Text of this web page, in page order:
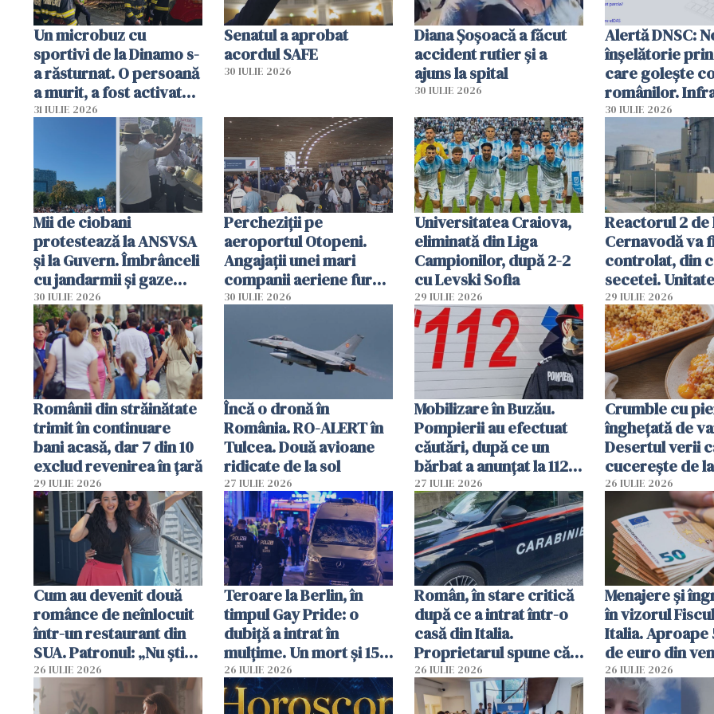
Un microbuz cu
sportivi de la Dinamo s-
a răsturnat. O persoană
a murit, a fost activat
planul roșu de
31 IULIE 2026
Senatul a aprobat
acordul SAFE
30 IULIE 2026
Diana Șoșoacă a făcut
accident rutier și a
ajuns la spital
30 IULIE 2026
Alertă DNSC:
înșelătorie prin
care golește
românilor.
folosesc
Ghișeul.ro și
Române
30 IULIE 2026
Mii de ciobani
protestează la ANSVSA
și la Guvern. Îmbrânceli
cu jandarmii și gaze
lacrimogene
30 IULIE 2026
Percheziții pe
aeroportul Otopeni.
Angajații unei mari
companii aeriene furau
parfumuri, ceasuri și
vânzării
30 IULIE 2026
Universitatea Craiova,
eliminată din Liga
Campionilor, după 2-2
cu Levski Sofia
29 IULIE 2026
Reactorul 2 de
Cernavodă va
controlat, din
secetei.
deja oprită
29 IULIE 2026
Românii din străinătate
trimit în continuare
bani acasă, dar 7 din 10
exclud revenirea în țară
29 IULIE 2026
Încă o dronă în
România. RO-ALERT în
Tulcea. Două avioane
ridicate de la sol
27 IULIE 2026
Mobilizare în Buzău.
Pompierii au efectuat
căutări, după ce un
bărbat a anunțat la 112
că a văzut un obiect
luminos
27 IULIE 2026
Crumble cu
înghețată de
Desertul verii
cucerește de
lingură
26 IULIE 2026
Cum au devenit două
românce de neînlocuit
într-un restaurant din
SUA. Patronul: „Nu știu
ce o să mă fac fără voi”
26 IULIE 2026
Teroare la Berlin, în
timpul Gay Pride: o
dubiță a intrat în
mulțime. Un mort și 15
răniți
26 IULIE 2026
Român, în stare critică
după ce a intrat într-o
casă din Italia.
Proprietarul spune că
s-a apărat cu un cuțit
26 IULIE 2026
Menajere și
în vizorul
Italia. Aproape
de euro din
ascunși de
26 IULIE 2026